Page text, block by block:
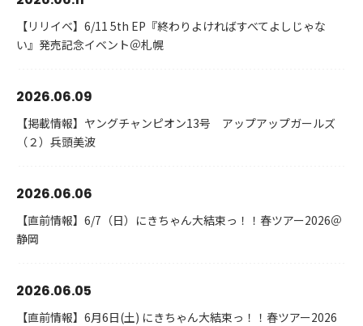
【リリイベ】6/11 5th EP『終わりよければすべてよしじゃな
い』発売記念イベント＠札幌
2026.06.09
【掲載情報】ヤングチャンピオン13号 アップアップガールズ
（２）兵頭美波
2026.06.06
【直前情報】6/7（日）にきちゃん大結束っ！！春ツアー2026＠
静岡
2026.06.05
【直前情報】6月6日(土) にきちゃん大結束っ！！春ツアー2026